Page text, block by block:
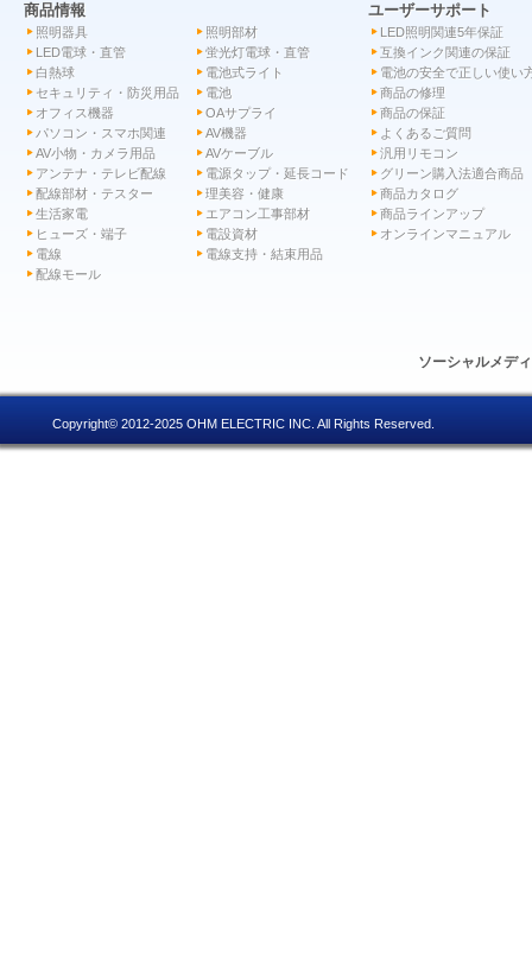
商品情報
照明器具
照明部材
LED電球・直管
蛍光灯電球・直管
白熱球
電池式ライト
セキュリティ・防災用品
電池
オフィス機器
OAサプライ
パソコン・スマホ関連
AV機器
AV小物・カメラ用品
AVケーブル
アンテナ・テレビ配線
電源タップ・延長コード
配線部材・テスター
理美容・健康
生活家電
エアコン工事部材
ヒューズ・端子
電設資材
電線
電線支持・結束用品
配線モール
ユーザーサポート
LED照明関連5年保証
互換インク関連の保証
電池の安全で正しい使い
商品の修理
商品の保証
よくあるご質問
汎用リモコン
グリーン購入法適合商品
商品カタログ
商品ラインアップ
オンラインマニュアル
ソーシャルメデ
Copyright© 2012-2025 OHM ELECTRIC INC. All Rights Reserved.